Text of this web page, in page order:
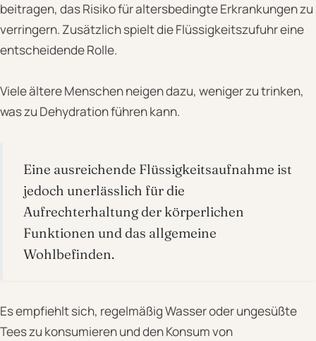
beitragen, das Risiko für altersbedingte Erkrankungen zu
verringern. Zusätzlich spielt die Flüssigkeitszufuhr eine
entscheidende Rolle.
Viele ältere Menschen neigen dazu, weniger zu trinken,
was zu Dehydration führen kann.
Eine ausreichende Flüssigkeitsaufnahme ist
jedoch unerlässlich für die
Aufrechterhaltung der körperlichen
Funktionen und das allgemeine
Wohlbefinden.
Es empfiehlt sich, regelmäßig Wasser oder ungesüßte
Tees zu konsumieren und den Konsum von